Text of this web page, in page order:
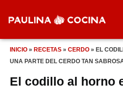
INICIO » RECETAS » CERDO » EL
UNA PARTE DEL CERDO TAN
El codillo al horno